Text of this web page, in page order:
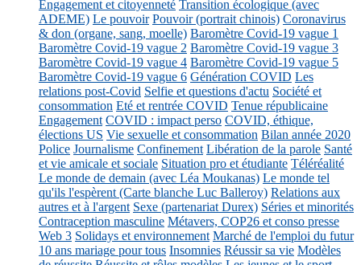
Engagement et citoyenneté Transition écologique (avec
ADEME) Le pouvoir Pouvoir (portrait chinois) Coronavirus
& don (organe, sang, moelle) Baromètre Covid-19 vague 1
Baromètre Covid-19 vague 2 Baromètre Covid-19 vague 3
Baromètre Covid-19 vague 4 Baromètre Covid-19 vague 5
Baromètre Covid-19 vague 6 Génération COVID Les
relations post-Covid Selfie et questions d'actu Société et
consommation Eté et rentrée COVID Tenue républicaine
Engagement COVID : impact perso COVID, éthique,
élections US Vie sexuelle et consommation Bilan année 2020
Police Journalisme Confinement Libération de la parole Santé
et vie amicale et sociale Situation pro et étudiante Téléréalité
Le monde de demain (avec Léa Moukanas) Le monde tel
qu'ils l'espèrent (Carte blanche Luc Balleroy) Relations aux
autres et à l'argent Sexe (partenariat Durex) Séries et minorités
Contraception masculine Métavers, COP26 et conso presse
Web 3 Solidays et environnement Marché de l'emploi du futur
10 ans mariage pour tous Insomnies Réussir sa vie Modèles